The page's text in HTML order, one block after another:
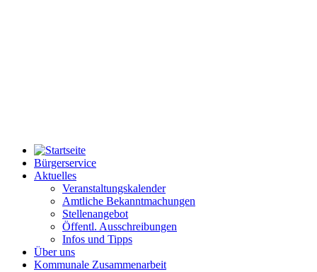
Bürgerservice
Aktuelles
Veranstaltungskalender
Amtliche Bekanntmachungen
Stellenangebot
Öffentl. Ausschreibungen
Infos und Tipps
Über uns
Kommunale Zusammenarbeit